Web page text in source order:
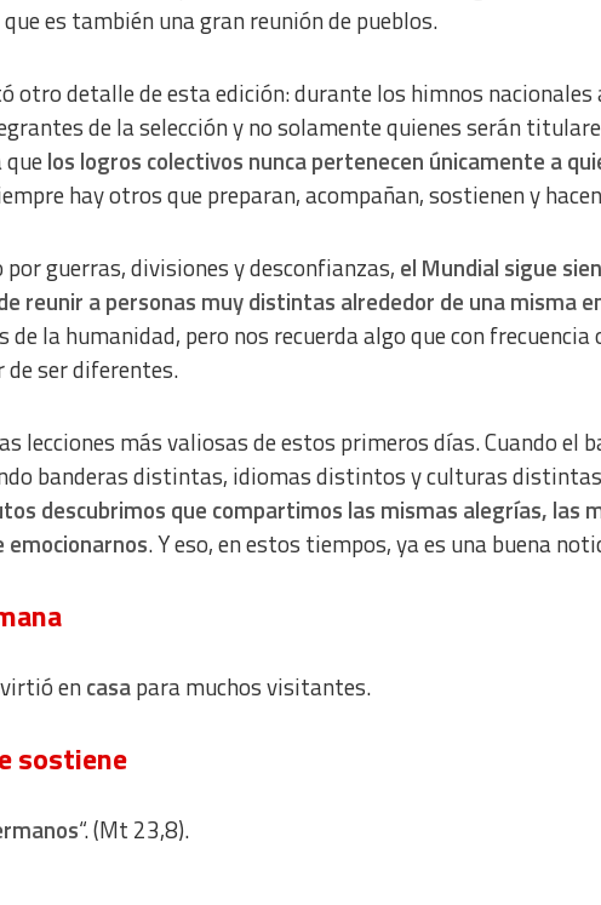
es también una gran reunión de pueblos.
otro detalle de esta edición: durante los himnos nacionales
de la selección y no solamente quienes serán
quelos logros colectivos nunca pertenecen únicamente a
hay otros que preparan, acompañan, sostienen y
guerras, divisiones y desconfianzas, el Mundial sigue
reunir a personas muy distintas alrededor de una misma
de la humanidad, pero nos recuerda algo que con
ser diferentes.
lecciones más valiosas de estos primeros días. Cuando el
banderas distintas, idiomas distintos y culturas
descubrimos que compartimos las mismas alegrías, las
emocionarnos. Y eso, en estos tiempos, ya es una buena
encasapara muchos visitantes.
sostiene
“. (Mt 23,8).
actively requested